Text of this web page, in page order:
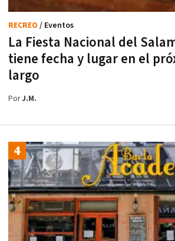
La Fiesta Nacional del
tiene fecha y lugar en el
largo
RECREO / Eventos
PorJ.M.